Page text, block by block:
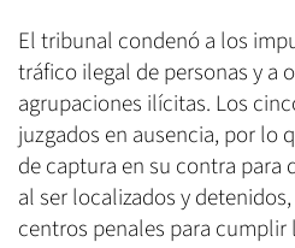
El tribunal condenó a los
tráfico ilegal de personas y a
agrupaciones ilícitas. Los
juzgados en ausencia, por lo
de captura en su contra para
al ser localizados y
centros penales para cumplir